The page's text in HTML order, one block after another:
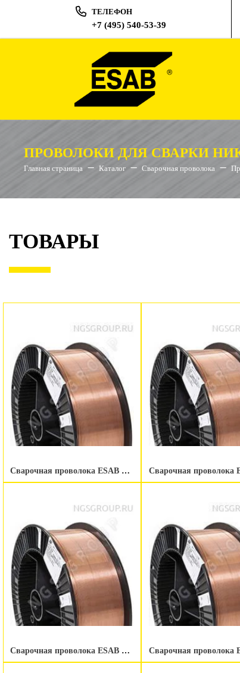
ТЕЛЕФОН
+7 (495) 540-53-39
ПРОВОЛОКИ ДЛЯ СВАРКИ
Главная страница Каталог Сварочная проволока
ТОВАРЫ
Сварочная проволока ESAB OK Autrod 19.3
Сварочная проволока ESAB OK Autrod 19.30 1.0 мм 200 kg